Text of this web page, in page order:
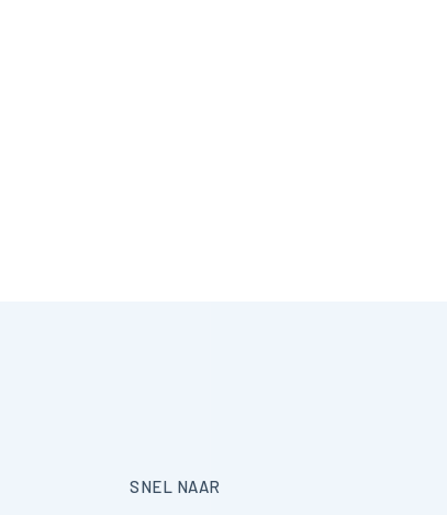
SNEL NAAR